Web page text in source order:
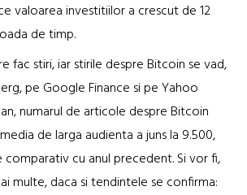
valoarea investitiilor a crescut de 12
de timp.
fac stiri, iar stirile despre Bitcoin se vad,
pe Google Finance si pe Yahoo
numarul de articole despre Bitcoin
de larga audienta a juns la 9.500,
comparativ cu anul precedent. Si vor fi,
multe, daca si tendintele se confirma: